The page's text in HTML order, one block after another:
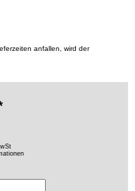
anfallen, wird der